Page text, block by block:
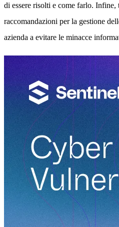
di essere risolti e come farlo. Infine,
raccomandazioni per la gestione
azienda a evitare le minacce